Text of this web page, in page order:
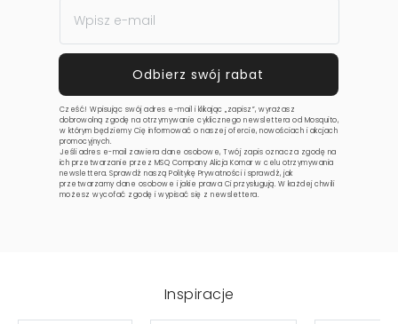
Cześć! Wpisując swój adres e-mail i klikając „zapisz”, wyrażasz
dobrowolną zgodę na otrzymywanie cyklicznego newslettera od Mosquito,
w którym będziemy Cię informować o naszej ofercie, nowościach i akcjach
promocyjnych.
Jeśli adres e-mail zawiera dane osobowe, Twój zapis oznacza zgodę na
ich przetwarzanie przez MSQ Company Alicja Komar w celu otrzymywania
newslettera. Sprawdź naszą Politykę Prywatności i sprawdź, jak
przetwarzamy dane osobowe i jakie prawa Ci przysługują. W każdej chwili
możesz wycofać zgodę i wypisać się z newslettera.
Inspiracje